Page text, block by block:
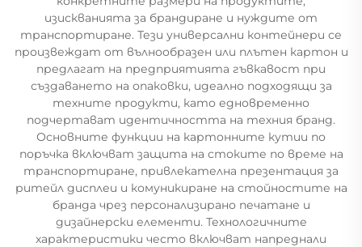
изискванията за брандиране и нуждите от
транспортиране. Тези универсални контейнери се
произвеждат от вълнообразен или плътен картон и
предлагат на предприятията гъвкавост при
създаването на опаковки, идеално подходящи за
техните продукти, като едновременно
подчертават идентичността на техния бранд.
Основните функции на картонните кутии по
поръчка включват защита на стоките по време на
транспортиране, привлекателна презентация за
ритейл дисплеи и комуникиране на стойностите на
бранда чрез персонализирано печатане и
дизайнерски елементи. Технологичните
характеристики често включват напреднали